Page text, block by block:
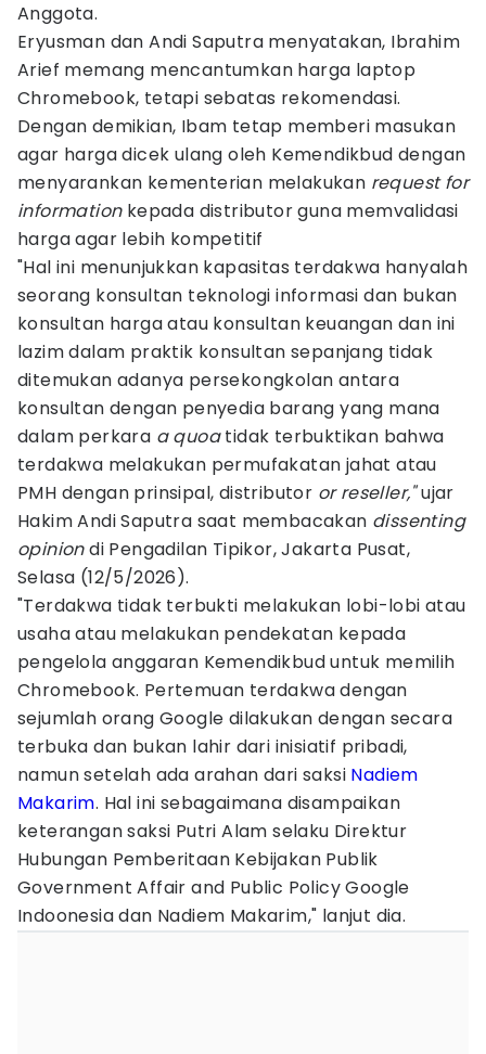
Anggota.
Eryusman dan Andi Saputra menyatakan, Ibrahim
Arief memang mencantumkan harga laptop
Chromebook, tetapi sebatas rekomendasi.
Dengan demikian, Ibam tetap memberi masukan
agar harga dicek ulang oleh Kemendikbud dengan
menyarankan kementerian melakukan request for
informationkepada distributor guna memvalidasi
harga agar lebih kompetitif
"Hal ini menunjukkan kapasitas terdakwa hanyalah
seorang konsultan teknologi informasi dan bukan
konsultan harga atau konsultan keuangan dan ini
lazim dalam praktik konsultan sepanjang tidak
ditemukan adanya persekongkolan antara
konsultan dengan penyedia barang yang mana
dalam perkara a quoatidak terbuktikan bahwa
terdakwa melakukan permufakatan jahat atau
PMH dengan prinsipal, distributor or reseller,"ujar
Hakim Andi Saputra saat membacakan dissenting
opiniondi Pengadilan Tipikor, Jakarta Pusat,
Selasa (12/5/2026).
"Terdakwa tidak terbukti melakukan lobi-lobi atau
usaha atau melakukan pendekatan kepada
pengelola anggaran Kemendikbud untuk memilih
Chromebook. Pertemuan terdakwa dengan
sejumlah orang Google dilakukan dengan secara
terbuka dan bukan lahir dari inisiatif pribadi,
namun setelah ada arahan dari saksi Nadiem
Makarim. Hal ini sebagaimana disampaikan
keterangan saksi Putri Alam selaku Direktur
Hubungan Pemberitaan Kebijakan Publik
Government Affair and Public Policy Google
Indoonesia dan Nadiem Makarim," lanjut dia.